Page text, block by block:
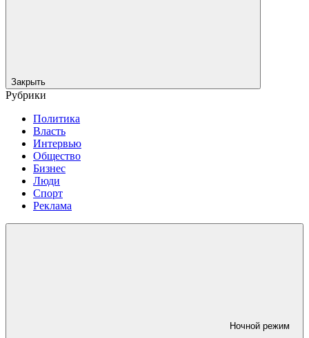
Закрыть
Рубрики
Политика
Власть
Интервью
Общество
Бизнес
Люди
Спорт
Реклама
Ночной режим